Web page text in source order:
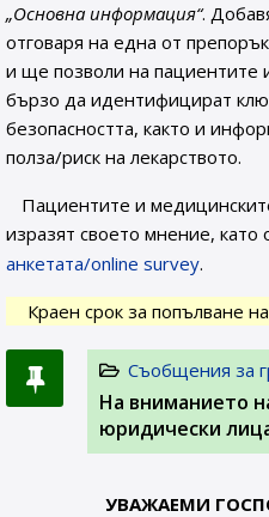
„Основна информация“.
отговаря на една от
и ще позволи на пациентите
бързо да идентифицират
безопасността, както и
полза/риск на лекарството.
Пациентите и
изразят своето мнение, като
анкетата/online survey.
Краен срок за попълване
Съобщения за
На вниманието
юридически
УВАЖАЕМИ